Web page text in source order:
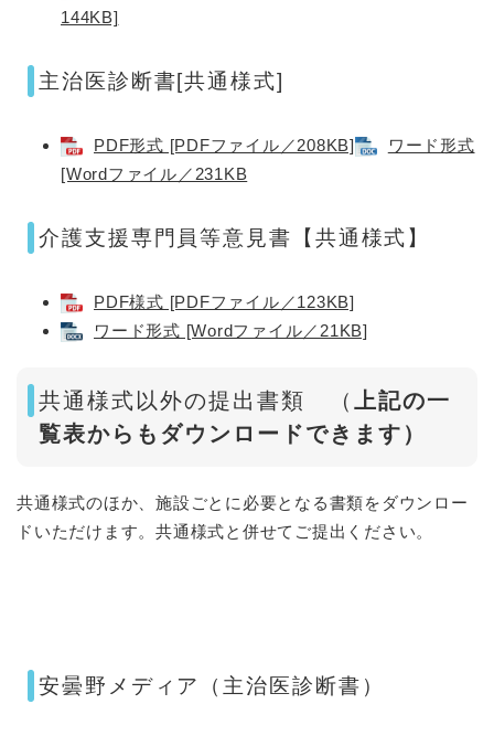
144KB]
主治医診断書[共通様式]
PDF形式 [PDFファイル／208KB]
ワード形式
[Wordファイル／231KB
介護支援専門員等意見書【共通様式】
PDF様式 [PDFファイル／123KB]
ワード形式 [Wordファイル／21KB]
共通様式以外の提出書類 （ 上記の一
覧表からもダウンロードできます）
共通様式のほか、施設ごとに必要となる書類をダウンロー
ドいただけます。共通様式と併せてご提出ください。
安曇野メディア（主治医診断書）